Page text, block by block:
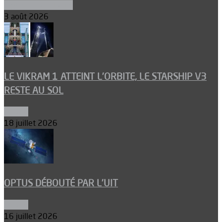
3 août 2026
LE VIKRAM 1 ATTEINT L’ORBITE, LE STARSHIP V3
RESTE AU SOL
18 juillet 2026
OPTUS DÉBOUTÉ PAR L’UIT
16 juillet 2026